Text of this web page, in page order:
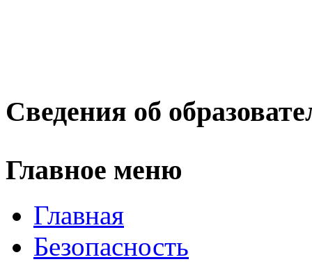
Сведения об
Главное меню
Главная
Безопасность